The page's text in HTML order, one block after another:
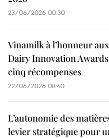
23/06/2026 00:30
Vinamilk à l’honneur
Dairy Innovation Awards
cinq récompenses
22/06/2026 08:40
L’autonomie des
levier stratégique pour